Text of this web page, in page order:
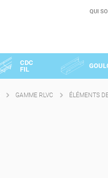
QUI
CDC
FIL
GAMME RLVC ÉLÉMENTS